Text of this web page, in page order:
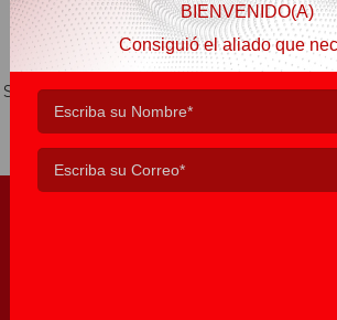
Somos una empresa que por años hemos
en la Innovación, creando soluciones
mercado y de nuestros
BIENVENIDO(A)
Consiguió el aliado que